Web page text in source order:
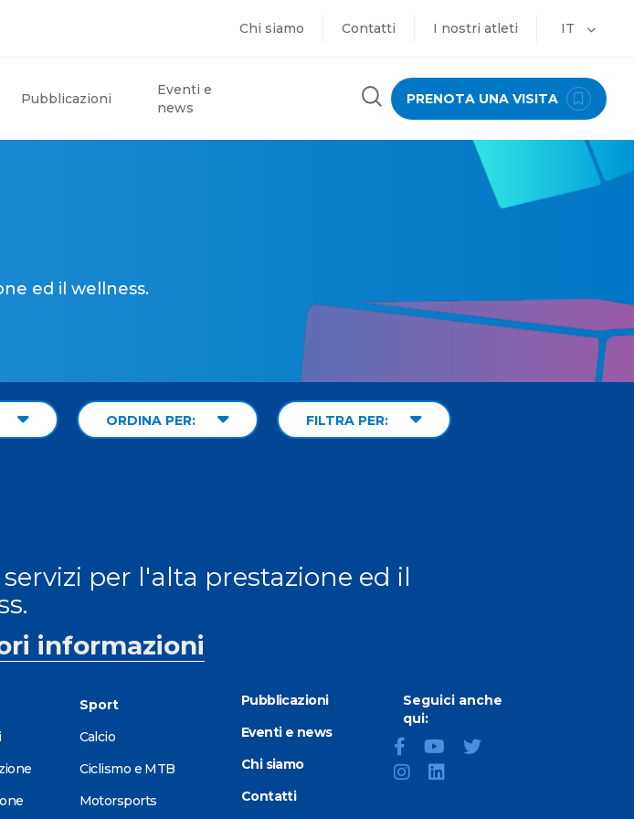
Chi siamo Contatti I nostri atleti IT
Pubblicazioni
Eventi e
news
PRENOTA UNA VISITA
ed il wellness.
ORDINA PER: FILTRA PER:
per l'alta prestazione ed il
informazioni
Sport
Calcio
Ciclismo e MTB
Motorsports
Pubblicazioni
Eventi e news
Chi siamo
Contatti
Seguici anche
qui: